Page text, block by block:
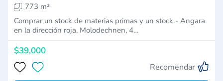
773 m²
Comprar un stock de materias primas y un stock - Angara
en la dirección roja, Molodechnen, 4…
$39,000
Recomendar